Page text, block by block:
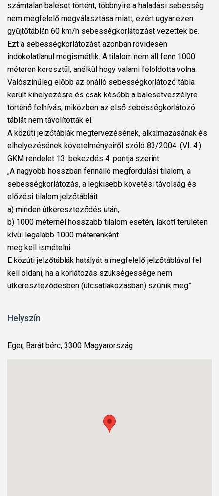
számtalan baleset történt, többnyire a haladási sebesség
nem megfelelő megválasztása miatt, ezért ugyanezen
gyűjtőtáblán 60 km/h sebességkorlátozást vezettek be.
Ezt a sebességkorlátozást azonban rövidesen
indokolatlanul megismétlik. A tilalom nem áll fenn 1000
méteren keresztül, anélkül hogy valami feloldotta volna.
Valószínűleg előbb az önálló sebességkorlátozó tábla
került kihelyezésre és csak később a balesetveszélyre
történő felhívás, miközben az első sebességkorlátozó
táblát nem távolították el.
A közúti jelzőtáblák megtervezésének, alkalmazásának és
elhelyezésének követelményeiről szóló 83/2004. (VI. 4.)
GKM rendelet 13. bekezdés 4. pontja szerint:
„A nagyobb hosszban fennálló megfordulási tilalom, a
sebességkorlátozás, a legkisebb követési távolság és
előzési tilalom jelzőtábláit
a) minden útkereszteződés után,
b) 1000 méternél hosszabb tilalom esetén, lakott területen
kívül legalább 1000 méterenként
meg kell ismételni.
E közúti jelzőtáblák hatályát a megfelelő jelzőtáblával fel
kell oldani, ha a korlátozás szükségessége nem
útkereszteződésben (útcsatlakozásban) szűnik meg”
Helyszín
Eger, Barát bérc, 3300 Magyarország